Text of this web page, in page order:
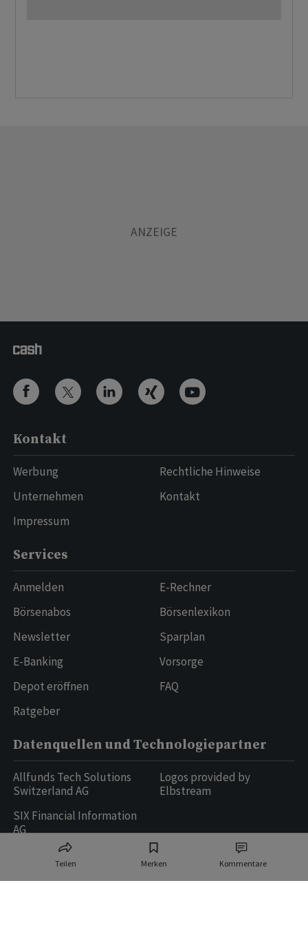
Teilen Merken Kommentare
Kontakt
Werbung
Unternehmen
Impressum
Rechtliche Hinweise
Kontakt
Services
Anmelden
Börsenabos
Newsletter
E-Banking
Depot eröffnen
Ratgeber
E-Rechner
Börsenlexikon
Sparplan
Vorsorge
FAQ
Datenquellen und Technologiepartner
Allfunds Tech Solutions
Switzerland AG
SIX Financial Information
AG
Logos provided by
Elbstream
Ringier AG | Ringier Medien Schweiz